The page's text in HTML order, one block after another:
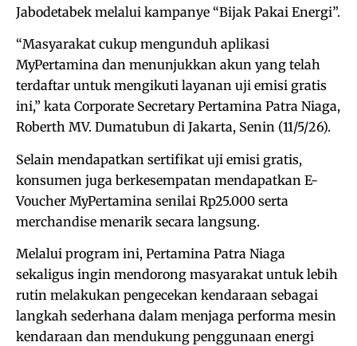
Jabodetabek melalui kampanye “Bijak Pakai Energi”.
“Masyarakat cukup mengunduh aplikasi
MyPertamina dan menunjukkan akun yang telah
terdaftar untuk mengikuti layanan uji emisi gratis
ini,” kata Corporate Secretary Pertamina Patra Niaga,
Roberth MV. Dumatubun di Jakarta, Senin (11/5/26).
Selain mendapatkan sertifikat uji emisi gratis,
konsumen juga berkesempatan mendapatkan E-
Voucher MyPertamina senilai Rp25.000 serta
merchandise menarik secara langsung.
Melalui program ini, Pertamina Patra Niaga
sekaligus ingin mendorong masyarakat untuk lebih
rutin melakukan pengecekan kendaraan sebagai
langkah sederhana dalam menjaga performa mesin
kendaraan dan mendukung penggunaan energi